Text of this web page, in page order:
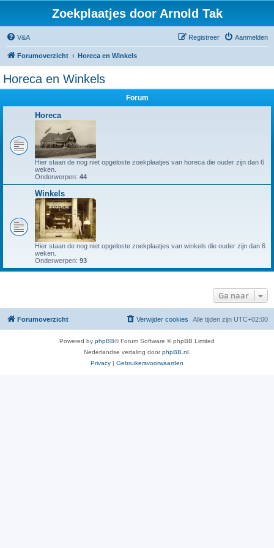
Zoekplaatjes door Arnold Tak
V&A Aanmelden
Registreer
Forumoverzicht Horeca en Winkels
Horeca en Winkels
Forum
Horeca
Hier staan de nog niet opgeloste zoekplaatjes van horeca die ouder zijn dan 6
weken.
Onderwerpen: 44
Winkels
Hier staan de nog niet opgeloste zoekplaatjes van winkels die ouder zijn dan 6
weken.
Onderwerpen: 93
Ga naar
Forumoverzicht Alle tijden zijn UTC+02:00
Verwijder cookies
Powered by phpBB® Forum Software © phpBB Limited
Nederlandse vertaling doorphpBB.nl
Privacy | Gebruikersvoorwaarden